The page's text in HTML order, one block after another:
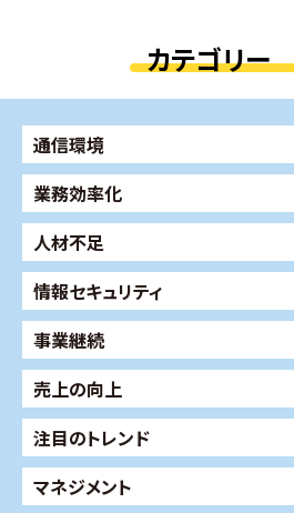
カテゴリ
通信環境
業務効率化
人材不足
情報セキュリティ
事業継続
売上の向上
注目のトレンド
マネジメント